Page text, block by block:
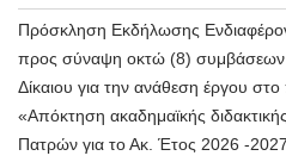
Πρόσκληση Εκδήλωσης
προς σύναψη οκτώ (8) συμβάσεων
Δίκαιου για την ανάθεση έργου
«Απόκτηση ακαδημαϊκής
Πατρών για το Ακ. Έτος 2026 -